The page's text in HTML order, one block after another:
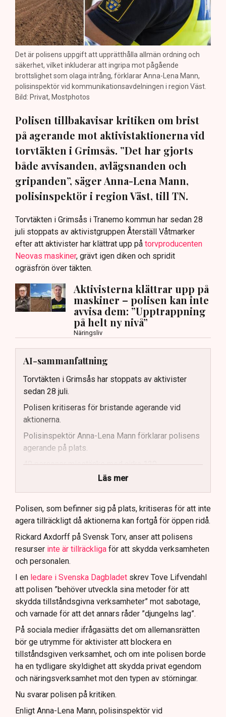
Det är polisens uppgift att upprätthålla allmän ordning och
säkerhet, vilket inkluderar att ingripa mot pågående
brottslighet som olaga intrång, förklarar Anna-Lena Mann,
polisinspektör vid kommunikationsavdelningen i region Väst.
Bild: Privat, Mostphotos
Polisen tillbakavisar kritiken om brist
på agerande mot aktivistaktionerna vid
torvtäkten i Grimsås. ”Det har gjorts
både avvisanden, avlägsnanden och
gripanden”, säger Anna-Lena Mann,
polisinspektör i region Väst, till TN.
Torvtäkten i Grimsås i Tranemo kommun har sedan 28
juli stoppats av aktivistgruppen Återställ Våtmarker
efter att aktivister har klättrat upp på torvproducenten
Neovas maskiner, grävt igen diken och spridit
ogräsfrön över täkten.
Aktivisterna klättrar upp på
maskiner – polisen kan inte
avvisa dem: ”Upptrappning
på helt ny nivå”
Näringsliv
AI-sammanfattning
Torvtäkten i Grimsås har stoppats av aktivister
sedan 28 juli.
Polisen kritiseras för bristande agerande vid
aktionerna.
Polisinspektör Anna-Lena Mann förklarar polisens
agerande på plats.
40 personer misstänks med cirka 120
brottsmisstankar kopplade.
Polisen använder drönare och uniformerad polis
för att dokumentera bevis.
Samtidigt är polisarbetet komplext när det gäller
att navigera juridiska rättigheter och gränser.
Läs mer
Polisen, som befinner sig på plats, kritiseras för att inte
agera tillräckligt då aktionerna kan fortgå för öppen ridå.
Rickard Axdorff på Svensk Torv, anser att polisens
resurser inte är tillräckliga för att skydda verksamheten
och personalen.
I en ledare i Svenska Dagbladet skrev Tove Lifvendahl
att polisen ”behöver utveckla sina metoder för att
skydda tillståndsgivna verksamheter” mot sabotage,
och varnade för att det annars råder ”djungelns lag”.
På sociala medier ifrågasätts det om allemansrätten
bör ge utrymme för aktivister att blockera en
tillståndsgiven verksamhet, och om inte polisen borde
ha en tydligare skyldighet att skydda privat egendom
och näringsverksamhet mot den typen av störningar.
Nu svarar polisen på kritiken.
Enligt Anna-Lena Mann, polisinspektör vid